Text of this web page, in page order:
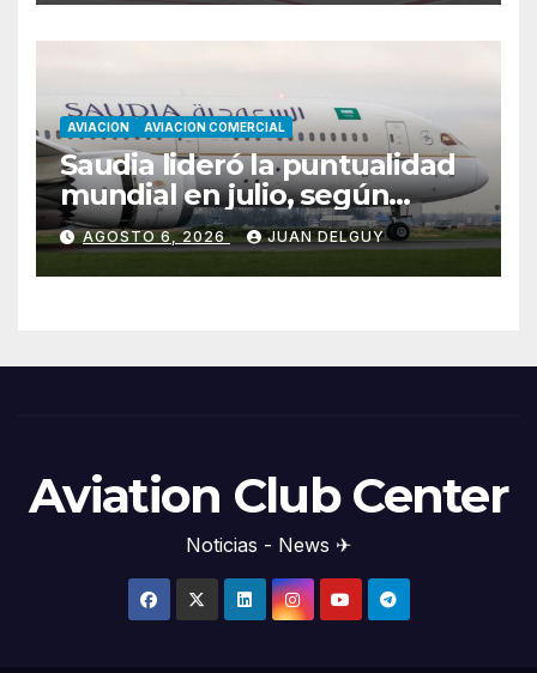
AVIACION AVIACION COMERCIAL
Saudia lideró la puntualidad
mundial en julio, según
Cirium
AGOSTO 6, 2026 JUAN DELGUY
Aviation Club Center
Noticias - News ✈